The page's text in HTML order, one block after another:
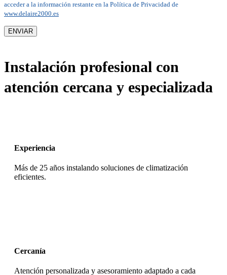
acceder a la información restante en la Política de Privacidad de
www.delaire2000.es
Instalación profesional con
atención cercana y especializada
Experiencia
Más de 25 años instalando soluciones de climatización
eficientes.
Cercanía
Atención personalizada y asesoramiento adaptado a cada